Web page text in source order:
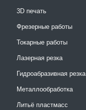
3D печать
Фрезерные работы
Токарные работы
Лазерная резка
Гидроабразивная резка
Металлообработка
Литьё пластмасс